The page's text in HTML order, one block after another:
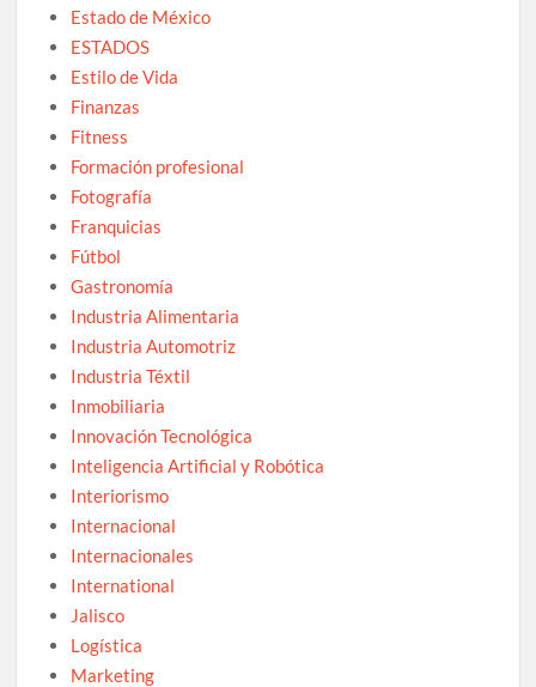
Estado de México
ESTADOS
Estilo de Vida
Finanzas
Fitness
Formación profesional
Fotografía
Franquicias
Fútbol
Gastronomía
Industria Alimentaria
Industria Automotriz
Industria Téxtil
Inmobiliaria
Innovación Tecnológica
Inteligencia Artificial y Robótica
Interiorismo
Internacional
Internacionales
International
Jalisco
Logística
Marketing